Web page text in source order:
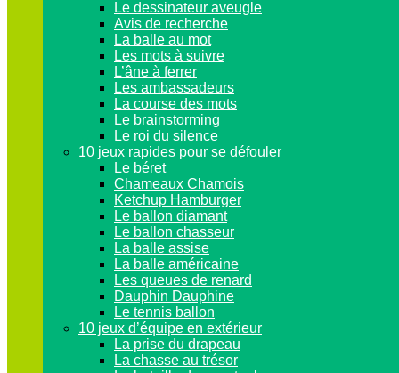
Le dessinateur aveugle
Avis de recherche
La balle au mot
Les mots à suivre
L’âne à ferrer
Les ambassadeurs
La course des mots
Le brainstorming
Le roi du silence
10 jeux rapides pour se défouler
Le béret
Chameaux Chamois
Ketchup Hamburger
Le ballon diamant
Le ballon chasseur
La balle assise
La balle américaine
Les queues de renard
Dauphin Dauphine
Le tennis ballon
10 jeux d’équipe en extérieur
La prise du drapeau
La chasse au trésor